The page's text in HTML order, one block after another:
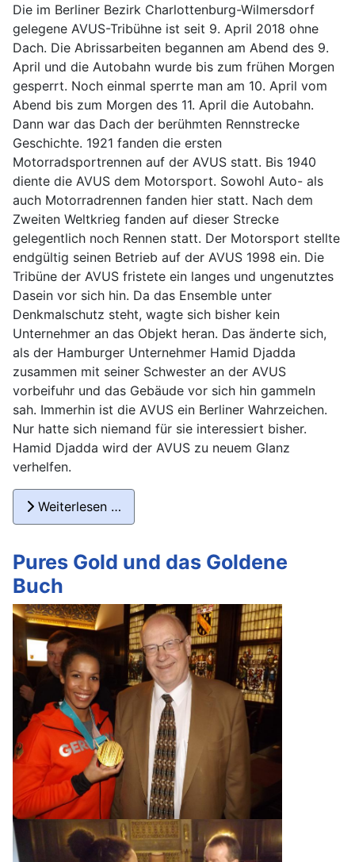
Die im Berliner Bezirk Charlottenburg-Wilmersdorf
gelegene AVUS-Tribühne ist seit 9. April 2018 ohne
Dach. Die Abrissarbeiten begannen am Abend des 9.
April und die Autobahn wurde bis zum frühen Morgen
gesperrt. Noch einmal sperrte man am 10. April vom
Abend bis zum Morgen des 11. April die Autobahn.
Dann war das Dach der berühmten Rennstrecke
Geschichte. 1921 fanden die ersten
Motorradsportrennen auf der AVUS statt. Bis 1940
diente die AVUS dem Motorsport. Sowohl Auto- als
auch Motorradrennen fanden hier statt. Nach dem
Zweiten Weltkrieg fanden auf dieser Strecke
gelegentlich noch Rennen statt. Der Motorsport stellte
endgültig seinen Betrieb auf der AVUS 1998 ein. Die
Tribüne der AVUS fristete ein langes und ungenutztes
Dasein vor sich hin. Da das Ensemble unter
Denkmalschutz steht, wagte sich bisher kein
Unternehmer an das Objekt heran. Das änderte sich,
als der Hamburger Unternehmer Hamid Djadda
zusammen mit seiner Schwester an der AVUS
vorbeifuhr und das Gebäude vor sich hin gammeln
sah. Immerhin ist die AVUS ein Berliner Wahrzeichen.
Nur hatte sich niemand für sie interessiert bisher.
Hamid Djadda wird der AVUS zu neuem Glanz
verhelfen.
Weiterlesen …
Pures Gold und das Goldene
Buch